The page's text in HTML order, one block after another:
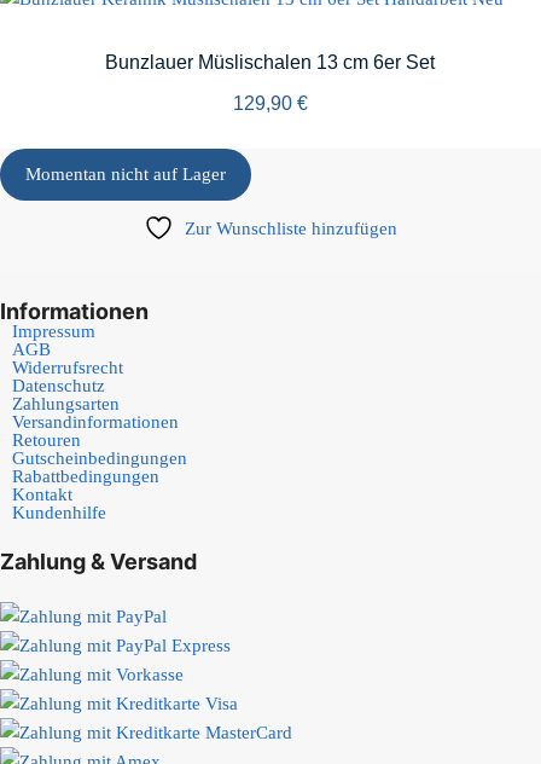
Bunzlauer Müslischalen 13 cm 6er Set
129,90 €
Momentan nicht auf Lager
Zur Wunschliste hinzufügen
Informationen
Impressum
AGB
Widerrufsrecht
Datenschutz
Zahlungsarten
Versandinformationen
Retouren
Gutscheinbedingungen
Rabattbedingungen
Kontakt
Kundenhilfe
Zahlung & Versand